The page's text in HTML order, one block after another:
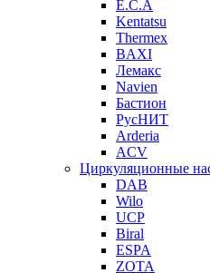
E.C.A
Kentatsu
Thermex
BAXI
Лемакс
Navien
Бастион
РусНИТ
Arderia
ACV
Циркуляционные
DAB
Wilo
UCP
Biral
ESPA
ZOTA